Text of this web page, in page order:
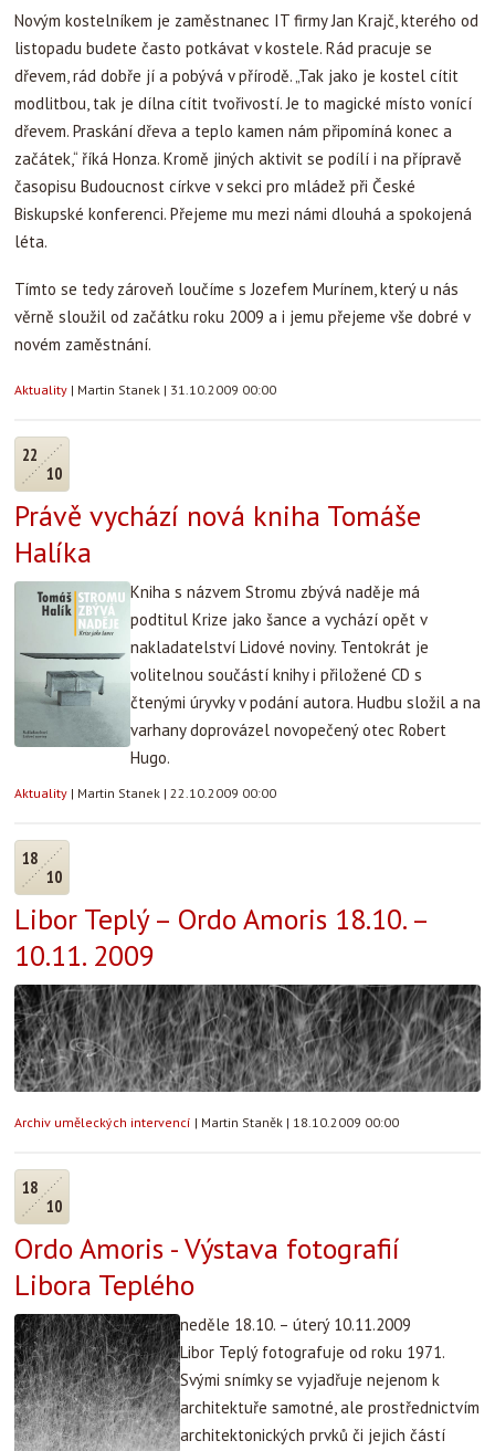
Novým kostelníkem je zaměstnanec IT firmy Jan Krajč, kterého od
listopadu budete často potkávat v kostele. Rád pracuje se
dřevem, rád dobře jí a pobývá v přírodě. „Tak jako je kostel cítit
modlitbou, tak je dílna cítit tvořivostí. Je to magické místo vonící
dřevem. Praskání dřeva a teplo kamen nám připomíná konec a
začátek,“ říká Honza. Kromě jiných aktivit se podílí i na přípravě
časopisu Budoucnost církve v sekci pro mládež při České
Biskupské konferenci. Přejeme mu mezi námi dlouhá a spokojená
léta.
Tímto se tedy zároveň loučíme s Jozefem Murínem, který u nás
věrně sloužil od začátku roku 2009 a i jemu přejeme vše dobré v
novém zaměstnání.
Aktuality | Martin Stanek | 31.10.2009 00:00
22
10
Právě vychází nová kniha Tomáše
Halíka
Kniha s názvem Stromu zbývá naděje má
podtitul Krize jako šance a vychází opět v
nakladatelství Lidové noviny. Tentokrát je
volitelnou součástí knihy i přiložené CD s
čtenými úryvky v podání autora. Hudbu složil a na
varhany doprovázel novopečený otec Robert
Hugo.
Aktuality | Martin Stanek | 22.10.2009 00:00
18
10
Libor Teplý – Ordo Amoris 18.10. –
10.11. 2009
Archiv uměleckých intervencí | Martin Staněk | 18.10.2009 00:00
18
10
Ordo Amoris - Výstava fotografií
Libora Teplého
neděle 18.10. – úterý 10.11.2009
Libor Teplý fotografuje od roku 1971.
Svými snímky se vyjadřuje nejenom k
architektuře samotné, ale prostřednictvím
architektonických prvků či jejich částí